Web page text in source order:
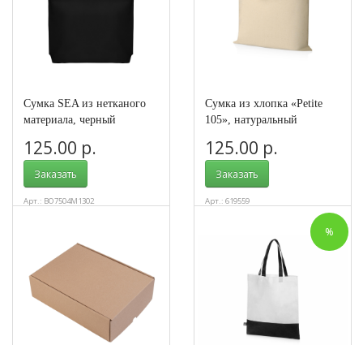
Сумка SEA из нетканого
материала, черный
125.00 р.
Заказать
Арт.: BO7504M1302
Сумка из хлопка «Petite
105», натуральный
125.00 р.
Заказать
Арт.: 619559
%